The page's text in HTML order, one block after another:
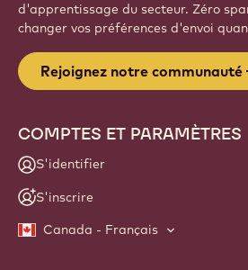
d'apprentissage du secteur. Zéro
changer vos préférences d'envoi
Rejoignez notre communauté
COMPTES ET PARAMÈTRES
S'identifier
S'inscrire
Canada - Français